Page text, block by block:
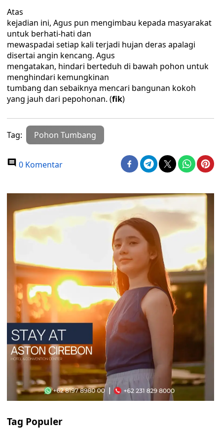
Atas
kejadian ini, Agus pun mengimbau kepada masyarakat
untuk berhati-hati dan
mewaspadai setiap kali terjadi hujan deras apalagi
disertai angin kencang. Agus
mengatakan, hindari berteduh di bawah pohon untuk
menghindari kemungkinan
tumbang dan sebaiknya mencari bangunan kokoh
yang jauh dari pepohonan. (fik)
Tag: Pohon Tumbang
0 Komentar
Tag Populer